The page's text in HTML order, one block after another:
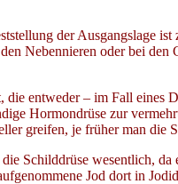
der Ausgangslage
Nebennieren oder bei den
entweder – im Fall eines
Hormondrüse zur
greifen, je früher man die
Schilddrüse wesentlich,
Jod dort in